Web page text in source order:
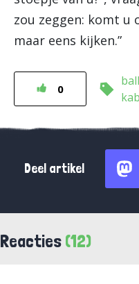
zou zeggen: komt u
maar eens kijken.”
0
Deel artikel
Reacties (12)